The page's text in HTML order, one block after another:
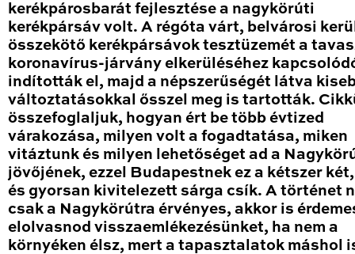
kerékpárosbarát fejlesztése a nagykörúti
kerékpársáv volt. A régóta várt, belvárosi
összekötő kerékpársávok tesztüzemét a
koronavírus-járvány elkerüléséhez
indították el, majd a népszerűségét látva
változtatásokkal ősszel meg is tartották.
összefoglaljuk, hogyan ért be több évtized
várakozása, milyen volt a fogadtatása, miken
vitáztunk és milyen lehetőséget ad a
jövőjének, ezzel Budapestnek ez a kétszer
és gyorsan kivitelezett sárga csík. A történet
csak a Nagykörútra érvényes, akkor is
elolvasnod visszaemlékezésünket, ha nem a
környéken élsz, mert a tapasztalatok máshol